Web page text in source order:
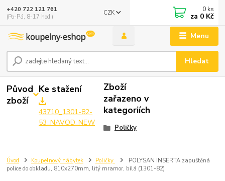
Menu
CZK
Hledat
+420 722 121 761
(Po-Pá, 8-17 hod.)
0 ks
za 0 Kč
Úvod Koupelnový nábytek Poličky
POLYSAN INSERTA zapuštěná
police do obkladu, 810x270mm, litý mramor, bílá (1301-82)
Původ
zboží
Ke stažení
43710_1301-82-
53_NAVOD_NEW
Zboží
zařazeno v
kategoriích
Poličky